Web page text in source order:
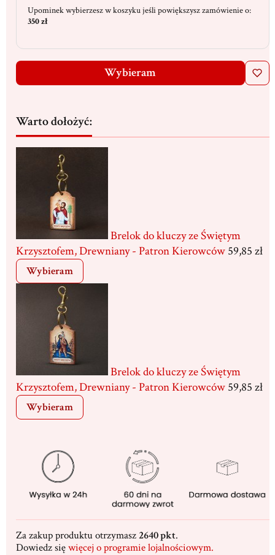
Upominek wybierzesz w koszyku jeśli powiększysz zamówienie o:
350 zł
Wybieram
Warto dołożyć:
Brelok do kluczy ze Świętym
Krzysztofem, Drewniany - Patron Kierowców 59,85 zł
Wybieram
Brelok do kluczy ze Świętym
Krzysztofem, Drewniany - Patron Kierowców 59,85 zł
Wybieram
Za zakup produktu otrzymasz 2640 pkt.
Dowiedz sięwięcej o programie lojalnościowym.